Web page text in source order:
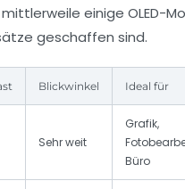
einige OLED-
geschaffen sind.
Blickwinkel Ideal für
Sehr weit
Grafik,
Büro